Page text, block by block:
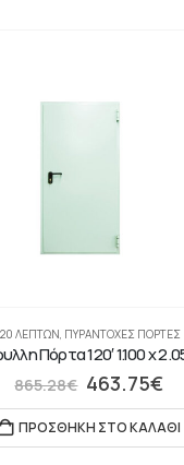
ΛΕΠΤΏΝ, ΠΥΡΆΝΤΟΧΕΣ ΠΌΡΤΕΣ
Πόρτα 120′ 1.100 x
865.28€ 463.75€
ΠΡΟΣΘΉΚΗ ΣΤΟ ΚΑΛΆΘΙ